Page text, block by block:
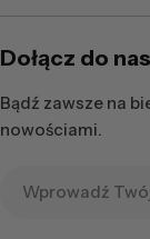
Dołącz do
Bądź zawsze na
nowościami.